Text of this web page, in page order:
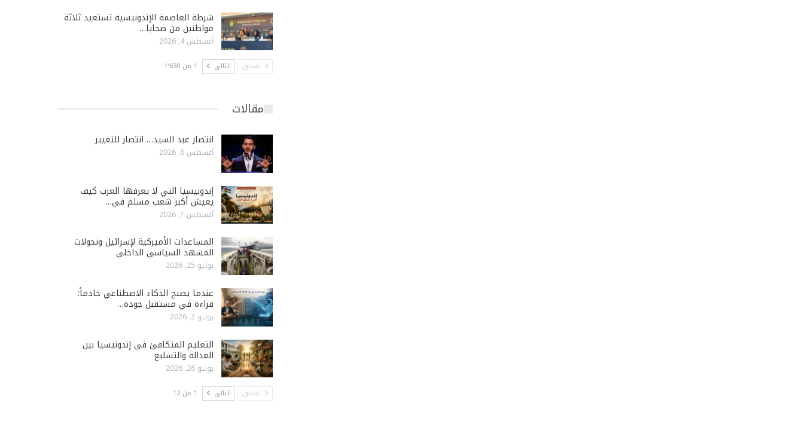
شرطة العاصمة الإندونيسية تستعيد ثلاثة
مواطنين من ضحايا…
أغسطس 4, 2026
السابق التالي 1 من 1٬630
مقالات
انتصار عبد السيد… انتصار للتغيير
أغسطس 6, 2026
إندونيسيا التي لا يعرفها العرب كيف
يعيش أكبر شعب مسلم في…
أغسطس 1, 2026
المساعدات الأميركية لإسرائيل وتحولات
المشهد السياسي الداخلي
يوليو 25, 2026
عندما يصبح الذكاء الاصطناعي خادماً:
قراءة في مستقبل جودة…
يوليو 2, 2026
التعليم المتكافئ في إندونيسيا بين
العدالة والتسليع
يونيو 26, 2026
السابق التالي 1 من 12